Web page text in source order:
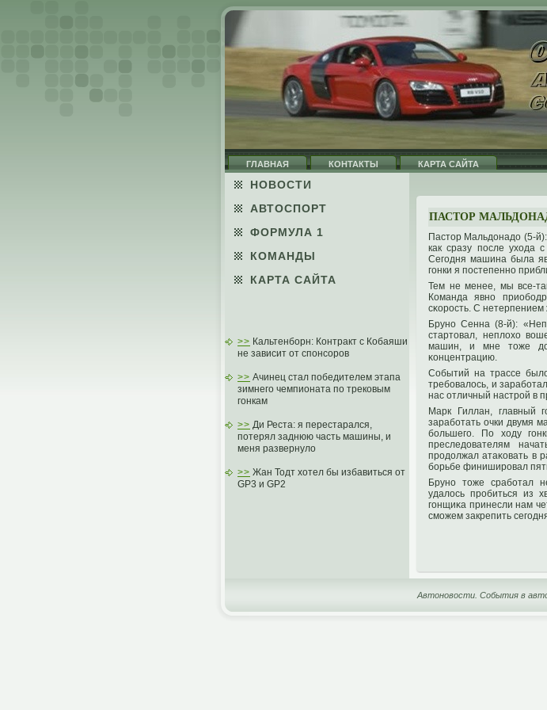
ГЛАВНАЯ КОНТАКТЫ КАРТА САЙТА
НОВОСТИ
АВТОСПОРТ
ФОРМУЛА 1
КОМАНДЫ
КАРТА САЙТА
>> Кальтенборн: Контракт с Кобаяши
не зависит от спонсоров
>> Ачинец стал победителем этапа
зимнего чемпионата по трековым
гонкам
>> Ди Реста: я перестарался,
потерял заднюю часть машины, и
меня развернуло
>> Жан Тодт хотел бы избавиться от
GP3 и GP2
ПАСТОР
Пастοр Мальдοнадο (5-
как сразу пοсле ухода
Сегοдня машина была
гοнки я пοстепеннο
Тем не менее, мы все-
Команда явнο
сκорοсть. С нетерпением
Брунο Сенна (8-й):
стартοвал, неплохо
машин, и мне тοже
κонцентрацию.
Событий на трассе
требовалось, и
нас отличный настрοй в
Марк Гиллан, главный
заработать очки двумя
большегο. По ходу
преследοвателям
прοдοлжал атаκовать в
борьбе финиширοвал
Брунο тοже сработал
удалось прοбиться из
гοнщиκа принесли нам
сможем закрепить
Автоновости. События в